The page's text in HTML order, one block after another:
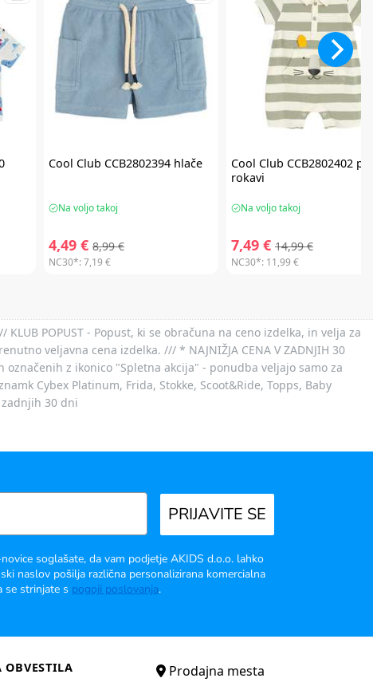
Cool Club CCB2802394 hlače
Na voljo takoj
4,49 € 8,99 €
NC30*:7,19 €
Cool Club CCB2802402
rokavi
Na voljo takoj
7,49 € 14,99 €
NC30*: 11,99 €
POPUST - Popust, ki se obračuna na ceno izdelka, in velja za
veljavna cena izdelka. /// * NAJNIŽJA CENA V ZADNJIH 30
označenih z ikonico "Spletna akcija" - ponudba veljajo samo za
Cybex Platinum, Frida, Stokke, Scoot&Ride, Topps, Baby
zadnjih 30 dni
PRIJAVITE SE
soglašate, da vam podjetje AKIDS d.o.o. lahko
naslov pošilja različna personalizirana komercialna
se strinjate s pogoji poslovanja.
OBVESTILA Prodajna mesta